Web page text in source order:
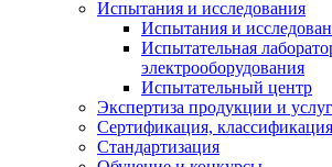
Испытания и исследования
Испытания и
Испытательная
электрооборудования
Испытательный центр
Экспертиза продукции и услуг
Сертификация,
Стандартизация